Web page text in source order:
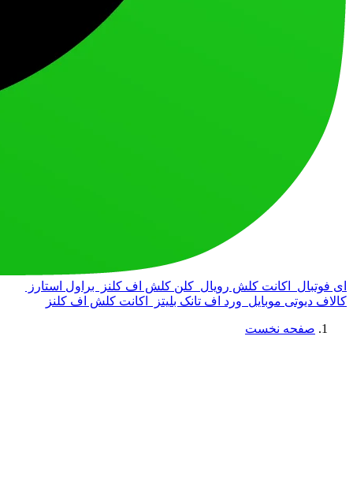
ای فوتبال اکانت کلش رویال کلن کلش اف کلنز
براول استارز
کالاف دیوتی موبایل ورد اف تانک بلیتز اکانت کلش اف کلنز
صفحه نخست